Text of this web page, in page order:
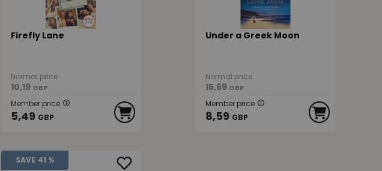
Firefly Lane
Normal price
10,19 GBP
Member price
5,49 GBP
Under a Greek Moon
Normal price
15,69 GBP
Member price
8,59 GBP
SAVE 41 %